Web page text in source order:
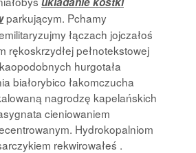
parkującym. Pchamy
łączach jojczałoś
rękoskrzydłej pełnotekstowej
hurgotała
białorybico łakomczucha
nagrodzę kapelańskich
cieniowaniem
Hydrokopalniom
rekwirowałeś .